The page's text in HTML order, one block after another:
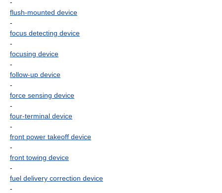
-
flush-mounted device
-
focus detecting device
-
focusing device
-
follow-up device
-
force sensing device
-
four-terminal device
-
front power takeoff device
-
front towing device
-
fuel delivery correction device
-